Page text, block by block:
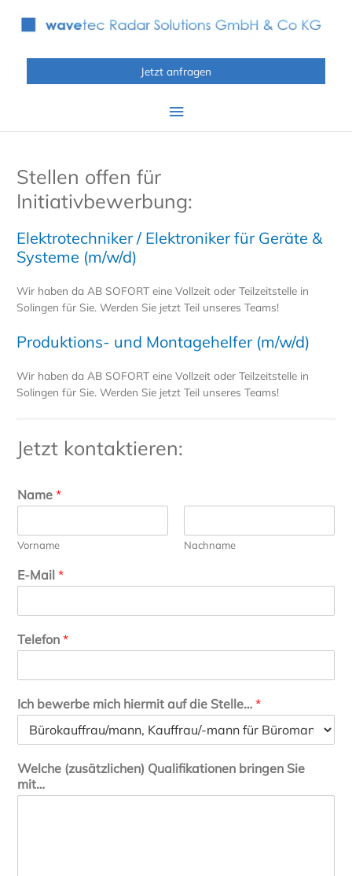
Hauptmenü
Jetzt anfragen
Stellen offen für
Initiativbewerbung:
Elektrotechniker / Elektroniker für Geräte &
Systeme (m/w/d)
Wir haben da AB SOFORT eine Vollzeit oder Teilzeitstelle in
Solingen für Sie. Werden Sie jetzt Teil unseres Teams!
Produktions- und Montagehelfer (m/w/d)
Wir haben da AB SOFORT eine Vollzeit oder Teilzeitstelle in
Solingen für Sie. Werden Sie jetzt Teil unseres Teams!
Jetzt kontaktieren:
Name*
Vorname Nachname
E-Mail*
Telefon*
Ich bewerbe mich hiermit auf die Stelle…*
Welche (zusätzlichen) Qualifikationen bringen Sie
mit…